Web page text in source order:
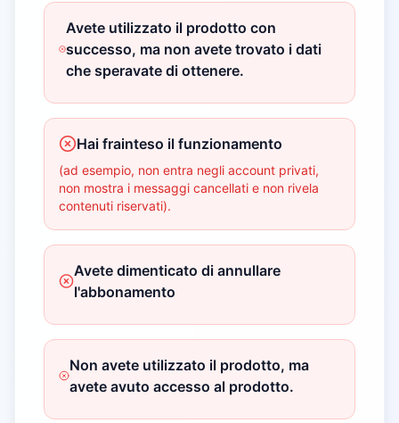
Avete utilizzato il prodotto con
successo, ma non avete trovato i dati
che speravate di ottenere.
Hai frainteso il funzionamento
(ad esempio, non entra negli account privati,
non mostra i messaggi cancellati e non rivela
contenuti riservati).
Avete dimenticato di annullare
l'abbonamento
Non avete utilizzato il prodotto, ma
avete avuto accesso al prodotto.